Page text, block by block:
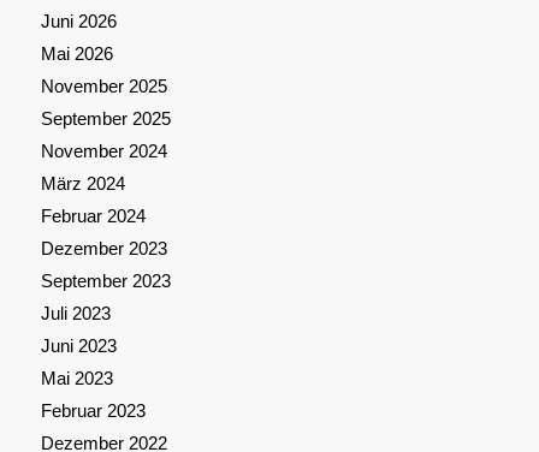
Juni 2026
Mai 2026
November 2025
September 2025
November 2024
März 2024
Februar 2024
Dezember 2023
September 2023
Juli 2023
Juni 2023
Mai 2023
Februar 2023
Dezember 2022